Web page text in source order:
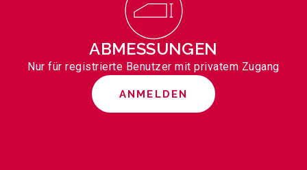
ABMESSUNGEN
Nur für registrierte Benutzer mit privatem Zugang
ANMELDEN